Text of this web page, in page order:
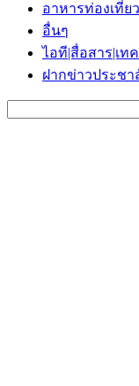
อาหารท่องเที่ย
อื่นๆ
ไอที|สื่อสาร|เท
ฝากข่าวประช